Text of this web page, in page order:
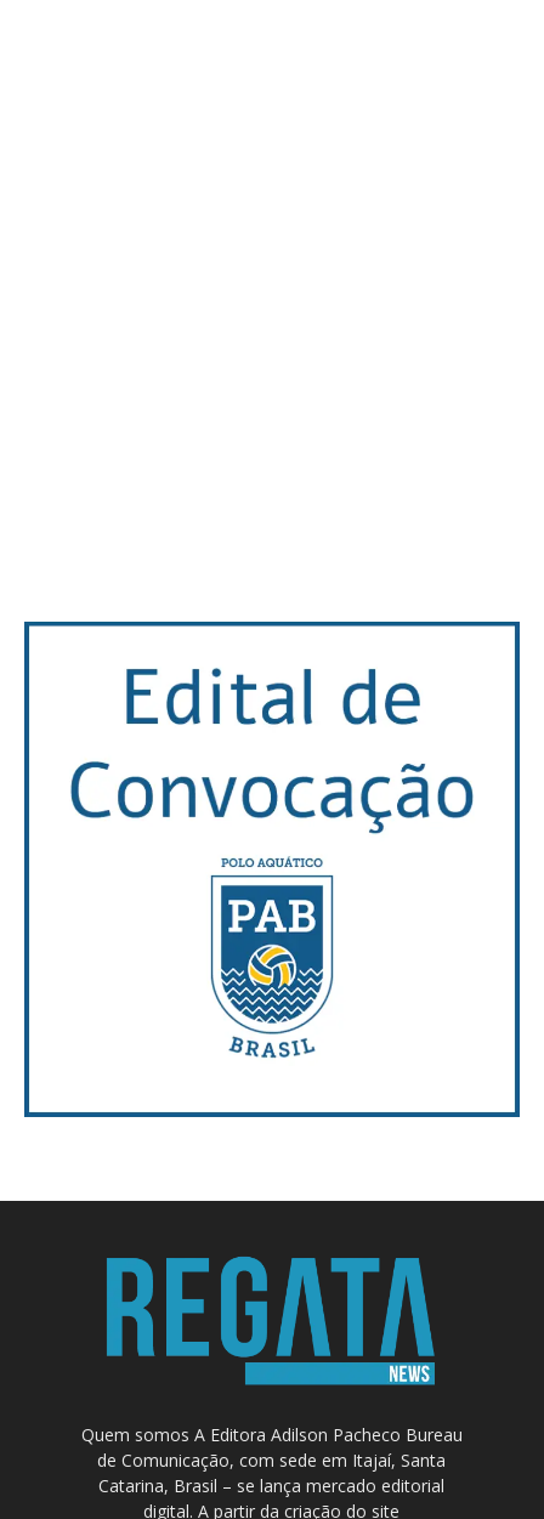
Quem somos A Editora Adilson Pacheco Bureau
de Comunicação, com sede em Itajaí, Santa
Catarina, Brasil – se lança mercado editorial
digital. A partir da criação do site